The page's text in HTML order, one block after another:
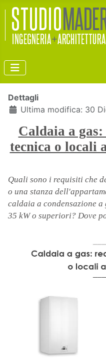
Dettagli
Ultima modifica: 30
Caldaia a
tecnica o locali
Quali sono i requisiti che
o una stanza
caldaia a condensazione a
35 kW o superiori? Dove